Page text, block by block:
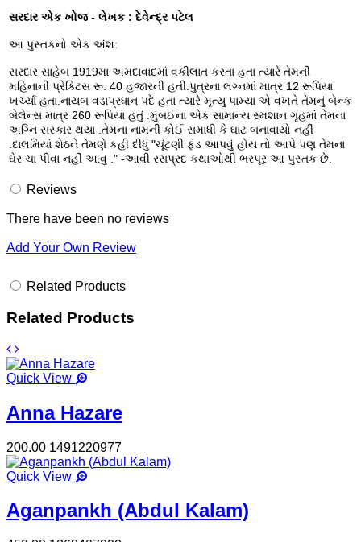
સરદાર એક ખોજ - લેખક : દેવેન્દ્ર પટેલ
આ પુસ્તકનો એક અંશ:
સરદાર સાહેબ 1919મા અમદાવાદમાં વકીલાત કરતા હતા ત્યારે તેમની
મહિનાની પ્રેક્ટિસ રૂ. 40 હજારની હતી.પુત્રના લગ્નમાં માત્ર 12 રૂપિયા
ખર્ચ્યા હતા.નાયબ વડાપ્રધાન પદે હતા ત્યારે મૃત્યુ પામ્યા એ વખતે તેમનું બેન્ક
બેલેન્સ માત્ર 260 રૂપિયા હતું .મુંબઈના એક સામાન્ય સ્મશાન ગૃહમાં તેમના
અગ્નિ સંસ્કાર થયા .તેમના નામની કોઈ સમાધી કે ઘાટ બનાવાયો નહીં
.દાલમિયાં શેઠને તેમણે કહી દીધું "ચૂંટણી ફંડ આપવું હોય તો આપે પણ તેમના
ઘેર ચા પીવા નહીં આવુ ." -આવી રસપ્રદ કથાઓથી ભરપૂર આ પુસ્તક છે.
Reviews
There have been no reviews
Add Your Own Review
Related Products
Related Products
Quick View
Anna Hazare
200.00 1491220977
Quick View
Aganpankh (Abdul Kalam)